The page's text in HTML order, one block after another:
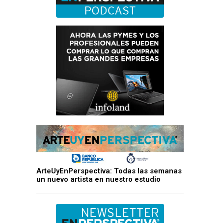
ArteUyEnPerspectiva: Todas las semanas
un nuevo artista en nuestro estudio